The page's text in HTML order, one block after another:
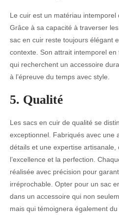
Le cuir est un matériau intemporel
Grâce à sa capacité à traverser
sac en cuir reste toujours élégant
contexte. Son attrait intemporel
qui recherchent un accessoire
à l’épreuve du temps avec style.
5. Qualité
Les sacs en cuir de qualité se
exceptionnel. Fabriqués avec une
détails et une expertise artisanale,
l’excellence et la perfection.
réalisée avec précision pour
irréprochable. Opter pour un sac
dans un accessoire qui non
mais qui témoignera également